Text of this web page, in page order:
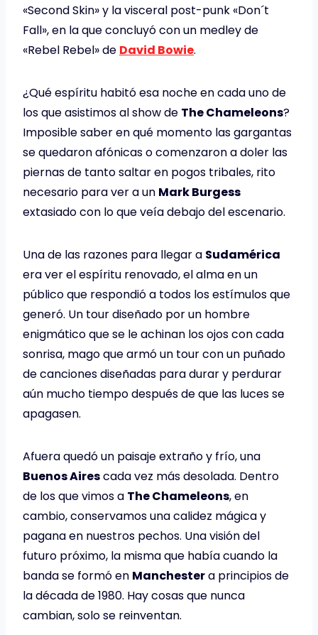
«Second Skin» y la visceral post-punk «Don´t
Fall», en la que concluyó con un medley de
«Rebel Rebel» de David Bowie.
¿Qué espíritu habitó esa noche en cada uno de
los que asistimos al show de The Chameleons?
Imposible saber en qué momento las gargantas
se quedaron afónicas o comenzaron a doler las
piernas de tanto saltar en pogos tribales, rito
necesario para ver a un Mark Burgess
extasiado con lo que veía debajo del escenario.
Una de las razones para llegar a Sudamérica
era ver el espíritu renovado, el alma en un
público que respondió a todos los estímulos que
generó. Un tour diseñado por un hombre
enigmático que se le achinan los ojos con cada
sonrisa, mago que armó un tour con un puñado
de canciones diseñadas para durar y perdurar
aún mucho tiempo después de que las luces se
apagasen.
Afuera quedó un paisaje extraño y frío, una
Buenos Airescada vez más desolada. Dentro
de los que vimos a The Chameleons, en
cambio, conservamos una calidez mágica y
pagana en nuestros pechos. Una visión del
futuro próximo, la misma que había cuando la
banda se formó en Manchestera principios de
la década de 1980. Hay cosas que nunca
cambian, solo se reinventan.